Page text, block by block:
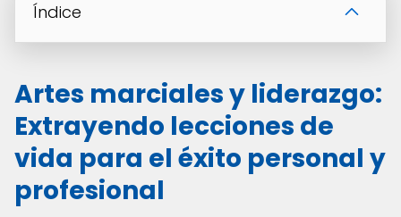
Índice
Artes marciales y liderazgo:
Extrayendo lecciones de
vida para el éxito personal y
profesional